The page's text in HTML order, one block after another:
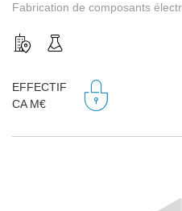
Fabrication de composants
EFFECTIF
CA M€